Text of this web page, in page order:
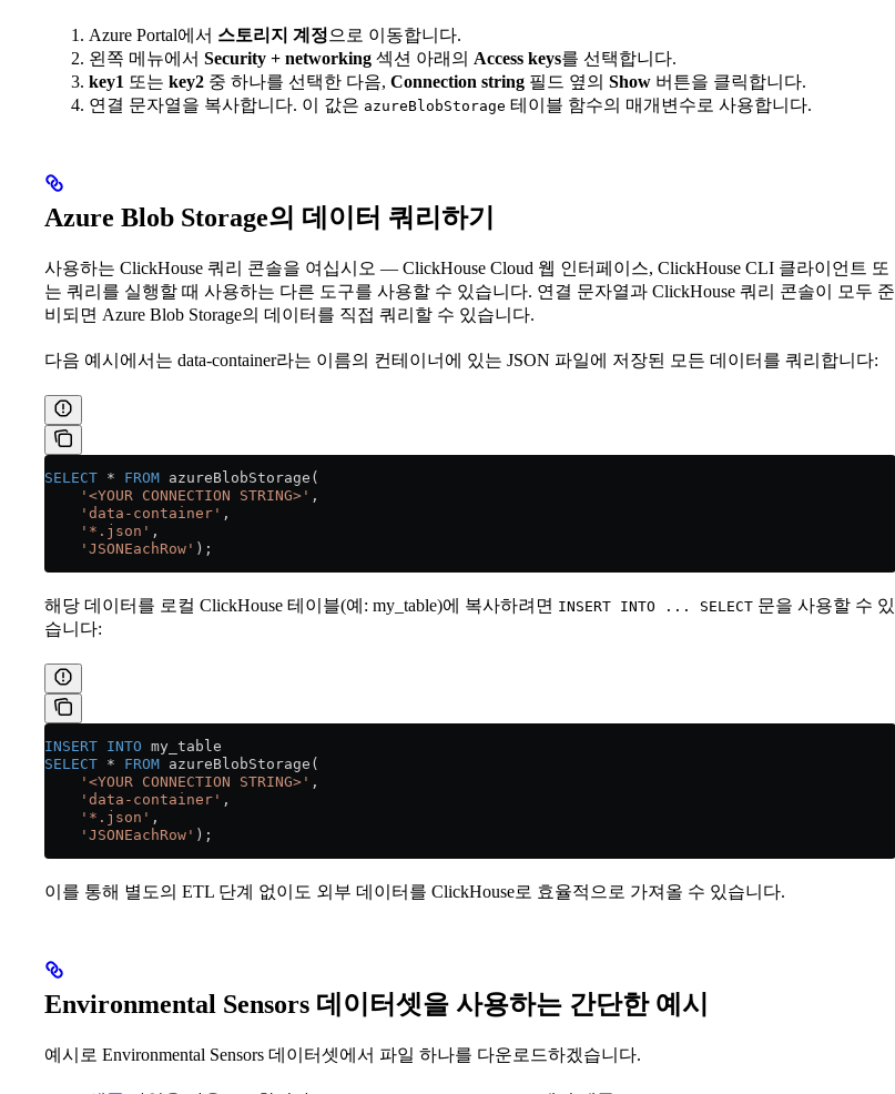
Azure Portal에서 스토리지 계정으로 이동합니다.
왼쪽 메뉴에서 Security + networking 섹션 아래의 Access keys를 선택합니다.
key1 또는 key2 중 하나를 선택한 다음, Connection string 필드 옆의 Show 버튼을 클릭합니다.
연결 문자열을 복사합니다. 이 값은 azureBlobStorage 테이블 함수의 매개변수로 사용합니다.
Azure Blob Storage의 데이터 쿼리하기
사용하는 ClickHouse 쿼리 콘솔을 여십시오 — ClickHouse Cloud 웹 인터페이스, ClickHouse CLI 클라이언트 또
는 쿼리를 실행할 때 사용하는 다른 도구를 사용할 수 있습니다. 연결 문자열과 ClickHouse 쿼리 콘솔이 모두 준
비되면 Azure Blob Storage의 데이터를 직접 쿼리할 수 있습니다.
다음 예시에서는 data-container라는 이름의 컨테이너에 있는 JSON 파일에 저장된 모든 데이터를 쿼리합니다:
SELECT * FROM azureBlobStorage(
    '<YOUR CONNECTION STRING>'
,
    'data-container'
,
    '*.json'
,
    'JSONEachRow'
);
해당 데이터를 로컬 ClickHouse 테이블(예: my_table)에 복사하려면 INSERT INTO ... SELECT 문을 사용할 수 있
습니다:
INSERT INTO my_table
SELECT * FROM azureBlobStorage(
    '<YOUR CONNECTION STRING>'
,
    'data-container'
,
    '*.json'
,
    'JSONEachRow'
);
이를 통해 별도의 ETL 단계 없이도 외부 데이터를 ClickHouse로 효율적으로 가져올 수 있습니다.
Environmental Sensors 데이터셋을 사용하는 간단한 예시
예시로 Environmental Sensors 데이터셋에서 파일 하나를 다운로드하겠습니다.